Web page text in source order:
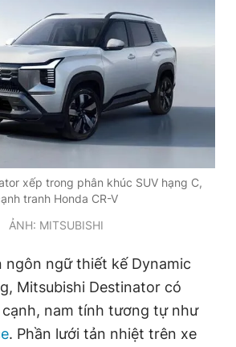
Ngọc Toàn
trực: Hải Thành
Hiếu Dũng
Việt Hưng
Đức Trung
110/GP - BTTTT cấp ngày 24.3.2020
thuộc về Báo Thanh Niên. Cấm sao
nếu không có sự chấp thuận bằng văn
Technologies, JSC.
xếp trong phân khúc SUV hạng C,
tranh Honda CR-V
ẢNH: MITSUBISHI
ngôn ngữ thiết kế Dynamic
Mitsubishi Destinator có
nam tính tương tự như
. Phần lưới tản nhiệt trên xe